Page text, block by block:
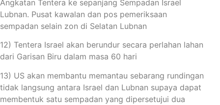
Angkatan Tentera ke sepanjang Sempadan Israel
Lubnan. Pusat kawalan dan pos pemeriksaan
sempadan selain zon di Selatan Lubnan
12) Tentera Israel akan berundur secara perlahan lahan
dari Garisan Biru dalam masa 60 hari
13) US akan membantu memantau sebarang rundingan
tidak langsung antara Israel dan Lubnan supaya dapat
membentuk satu sempadan yang dipersetujui dua